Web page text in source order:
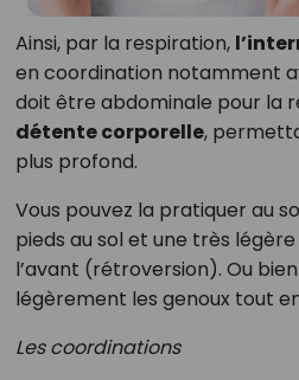
Ainsi, par la respiration,
en coordination notamment
doit être abdominale pour la
détente corporelle,
plus profond.
Vous pouvez la pratiquer au
pieds au sol et une très
l’avant (rétroversion). Ou
légèrement les genoux tout
Les coordinations